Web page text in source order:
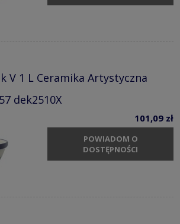
V 1 L Ceramika Artystyczna
dek2510X
101,09 zł
POWIADOM O
DOSTĘPNOŚCI